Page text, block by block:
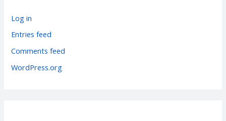
r
i
Log in
Entries feed
Comments feed
WordPress.org